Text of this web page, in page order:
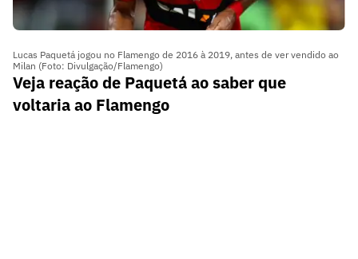
Lucas Paquetá jogou no Flamengo de 2016 à 2019, antes de ver vendido ao
Milan (Foto: Divulgação/Flamengo)
Veja reação de Paquetá ao saber que
voltaria ao Flamengo